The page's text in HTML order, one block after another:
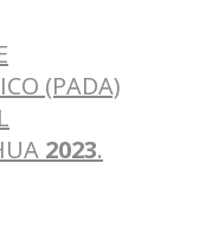
(PADA)
2023.